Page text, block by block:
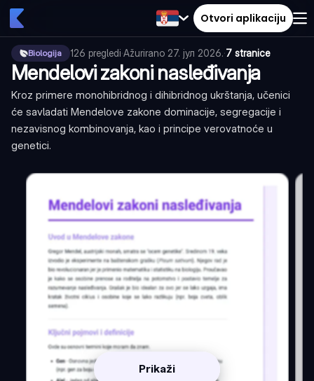
Otvori aplikaciju
Biologija 126 pregledi·Ažurirano 27. јул 2026.·7 stranice
Mendelovi zakoni nasleđivanja
Kroz primere monohibridnog i dihibridnog ukrštanja, učenici
će savladati Mendelove zakone dominacije, segregacije i
nezavisnog kombinovanja, kao i principe verovatnoće u
genetici.
Prikaži